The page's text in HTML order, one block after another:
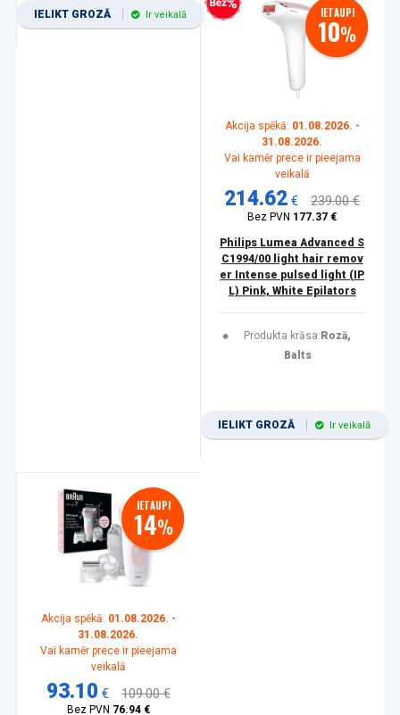
IELIKT GROZĀ Ir veikalā
Bezprocentu kredīts IETAUPI
10%
Akcija spēkā: 01.08.2026. -
31.08.2026.
Vai kamēr prece ir pieejama
veikalā
214.62 € 239.00 €
Bez PVN 177.37 €
Philips Lumea Advanced S
C1994/00 light hair remov
er Intense pulsed light (IP
L) Pink, White Epilators
Produkta krāsa: Rozā,
Balts
IELIKT GROZĀ Ir veikalā
IETAUPI
14%
Akcija spēkā: 01.08.2026. -
31.08.2026.
Vai kamēr prece ir pieejama
veikalā
93.10 € 109.00 €
Bez PVN 76.94 €